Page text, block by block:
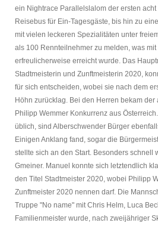
ein Nightrace Parallelslalom der ersten
Reisebus für Ein-Tagesgäste, bis hin zu
mit vielen leckeren Spezialitäten unter
als 100 Rennteilnehmer zu melden, was mit
erfreulicherweise erreicht wurde. Das
Stadtmeisterin und Zunftmeisterin 2020,
für sich entscheiden, wobei sie nach dem
Höhn zurücklag. Bei den Herren bekam
Philipp Wemmer Konkurrenz aus
üblich, sind Alberschwender Bürger
Einigen Anklang fand, sogar die
stellte sich an den Start. Besonders schnell
Gmeiner. Manuel konnte sich letztendlich
den Titel Stadtmeister 2020, wobei Philipp
Zunftmeister 2020 nennen darf. Die
Truppe "No name" mit Chris Helm, Luca
Familienmeister wurde, nach zweijähriger